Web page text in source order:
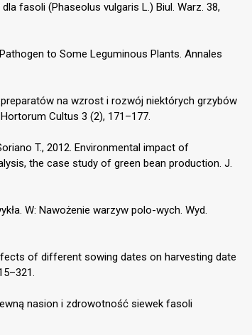
fasoli (Phaseolus vulgaris L.) Biul. Warz. 38,
to Some Leguminous Plants. Annales
na wzrost i rozwój niektórych grzybów
Cultus 3 (2), 171–177.
T., 2012. Environmental impact of
the case study of green bean production. J.
W: Nawożenie warzyw polo-wych. Wyd.
of different sowing dates on harvesting date
nasion i zdrowotność siewek fasoli